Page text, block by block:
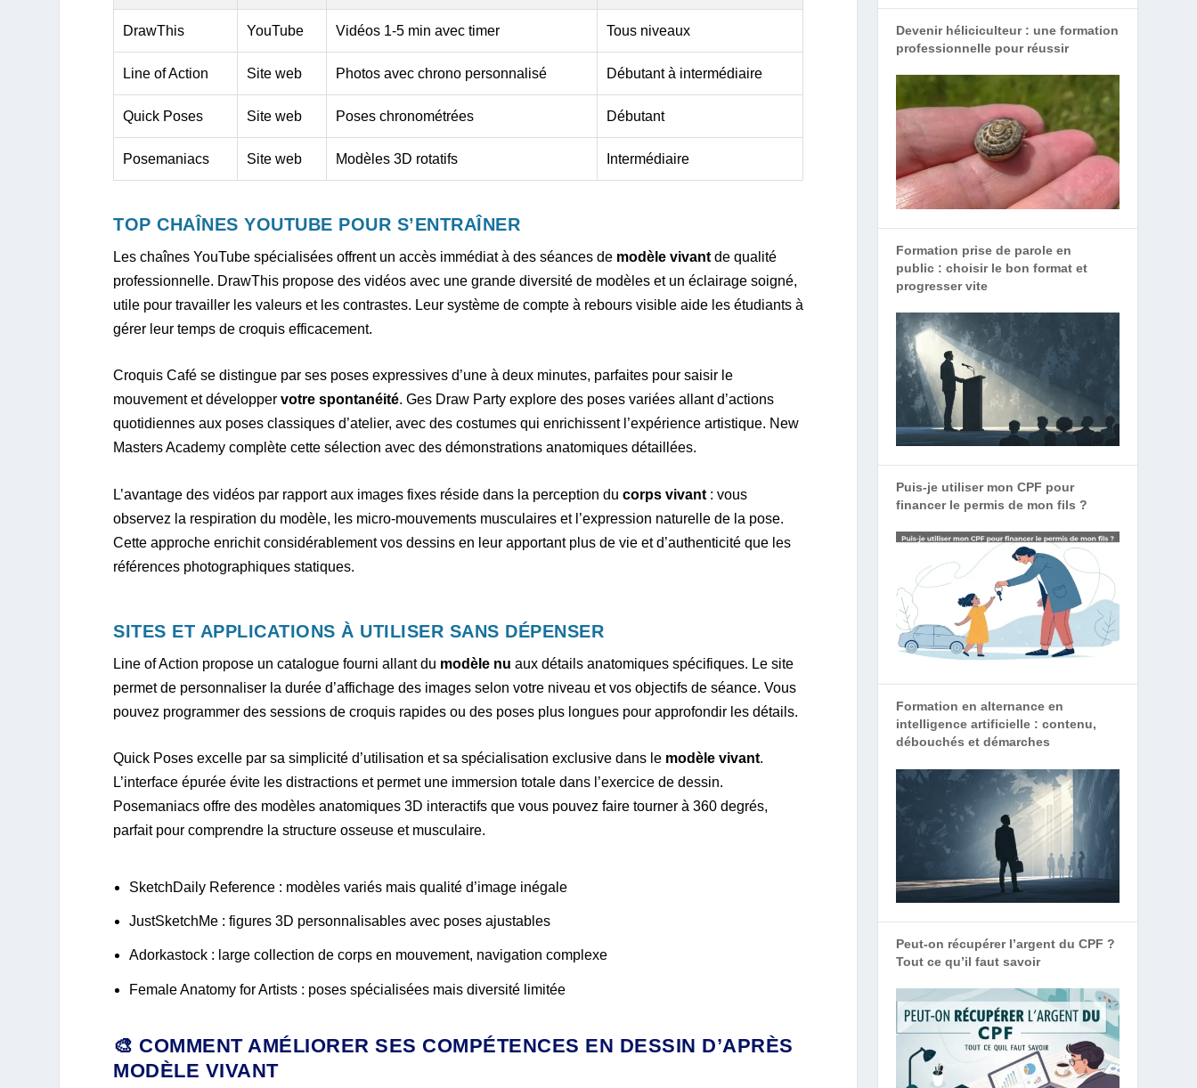
DrawThis YouTube Vidéos 1-5 min avec timer Tous niveaux
Line of Action Site web Photos avec chrono personnalisé Débutant à intermédiaire
Quick Poses Site web Poses chronométrées Débutant
Posemaniacs Site web Modèles 3D rotatifs Intermédiaire
TOP CHAÎNES YOUTUBE POUR S’ENTRAÎNER
Les chaînes YouTube spécialisées offrent un accès immédiat à des séances de modèle vivant de qualité
professionnelle. DrawThis propose des vidéos avec une grande diversité de modèles et un éclairage soigné,
utile pour travailler les valeurs et les contrastes. Leur système de compte à rebours visible aide les étudiants à
gérer leur temps de croquis efficacement.
Croquis Café se distingue par ses poses expressives d’une à deux minutes, parfaites pour saisir le
mouvement et développervotre spontanéité. Ges Draw Party explore des poses variées allant d’actions
quotidiennes aux poses classiques d’atelier, avec des costumes qui enrichissent l’expérience artistique. New
Masters Academy complète cette sélection avec des démonstrations anatomiques détaillées.
L’avantage des vidéos par rapport aux images fixes réside dans la perception ducorps vivant : vous
observez la respiration du modèle, les micro-mouvements musculaires et l’expression naturelle de la pose.
Cette approche enrichit considérablement vos dessins en leur apportant plus de vie et d’authenticité que les
références photographiques statiques.
SITES ET APPLICATIONS À UTILISER SANS DÉPENSER
Line of Action propose un catalogue fourni allant du modèle nu aux détails anatomiques spécifiques. Le site
permet de personnaliser la durée d’affichage des images selon votre niveau et vos objectifs de séance. Vous
pouvez programmer des sessions de croquis rapides ou des poses plus longues pour approfondir les détails.
Quick Poses excelle par sa simplicité d’utilisation et sa spécialisation exclusive dans le modèle vivant.
L’interface épurée évite les distractions et permet une immersion totale dans l’exercice de dessin.
Posemaniacs offre des modèles anatomiques 3D interactifs que vous pouvez faire tourner à 360 degrés,
parfait pour comprendre la structure osseuse et musculaire.
SketchDaily Reference : modèles variés mais qualité d’image inégale
JustSketchMe : figures 3D personnalisables avec poses ajustables
Adorkastock : large collection de corps en mouvement, navigation complexe
Female Anatomy for Artists : poses spécialisées mais diversité limitée
🎨 COMMENT AMÉLIORER SES COMPÉTENCES EN DESSIN D’APRÈS
MODÈLE VIVANT
Devenir héliciculteur : une formation
professionnelle pour réussir
Formation prise de parole en
public : choisir le bon format et
progresser vite
Puis-je utiliser mon CPF pour
financer le permis de mon fils ?
Formation en alternance en
intelligence artificielle : contenu,
débouchés et démarches
Peut-on récupérer l’argent du CPF ?
Tout ce qu’il faut savoir